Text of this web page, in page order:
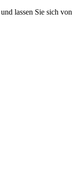
lassen Sie sich